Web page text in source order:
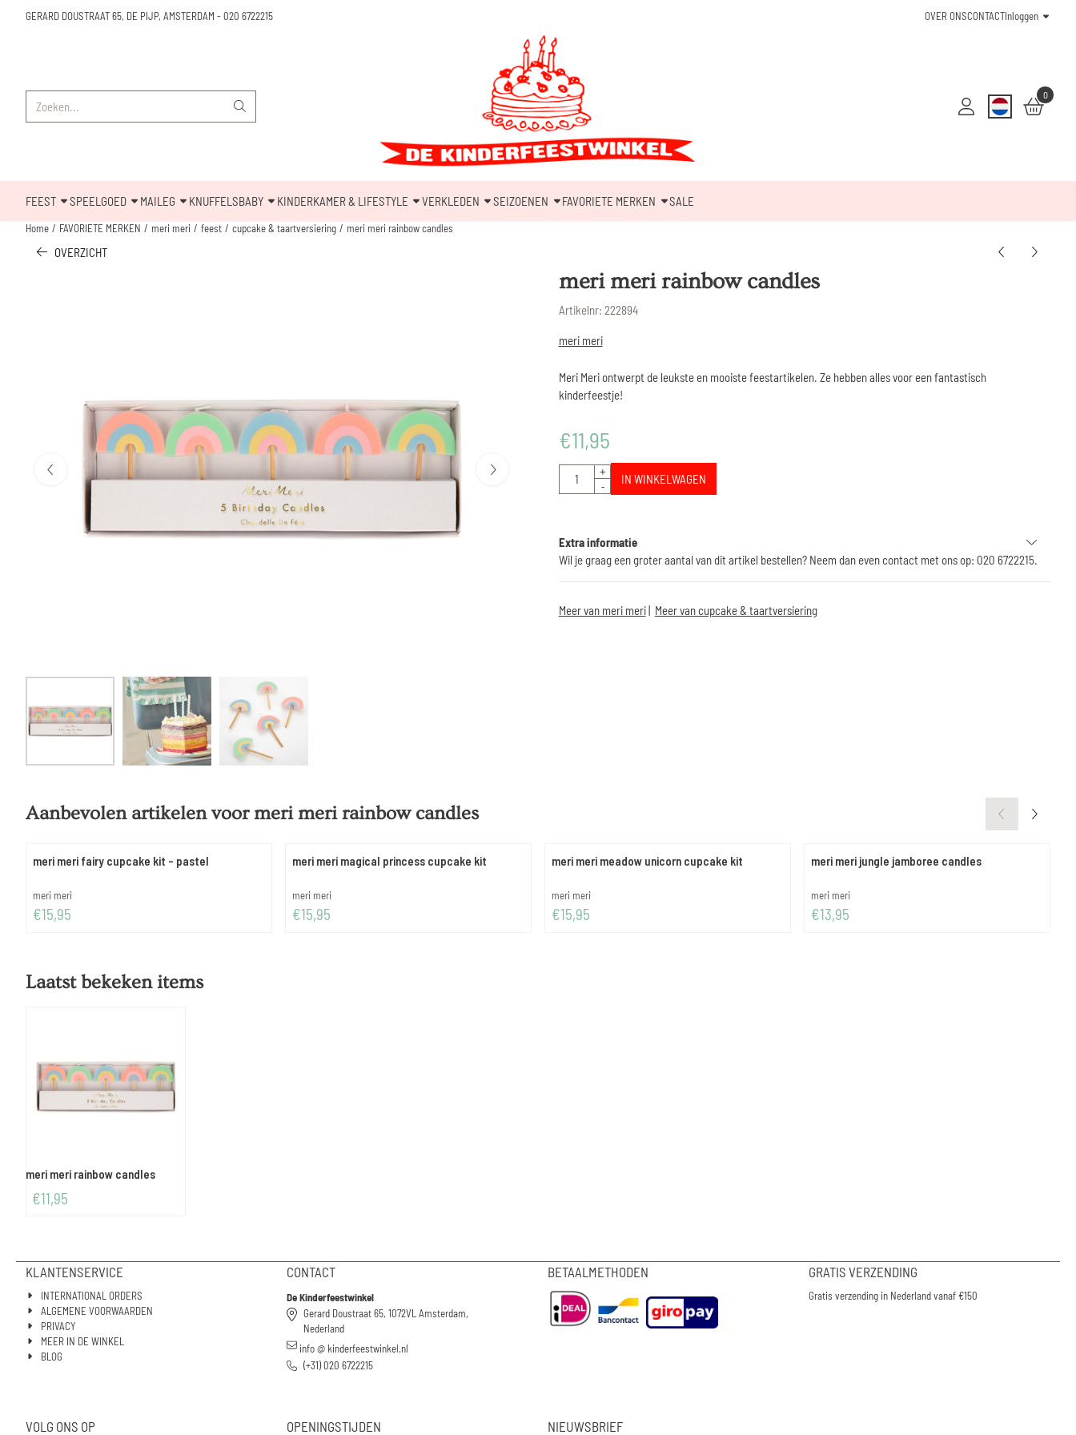
GERARD DOUSTRAAT 65, DE PIJP, AMSTERDAM - 020 6722215 OVER ONSCONTACTInloggen
0
FEEST SPEELGOED MAILEG KNUFFELSBABY KINDERKAMER & LIFESTYLE VERKLEDEN SEIZOENEN FAVORIETE MERKEN SALE
Home / FAVORIETE MERKEN / meri meri / feest / cupcake & taartversiering / meri meri rainbow candles
OVERZICHT
meri meri rainbow candles
Artikelnr: 222894
meri meri
Meri Meri ontwerpt de leukste en mooiste feestartikelen. Ze hebben alles voor een fantastisch
kinderfeestje!
€11,95
Aantal
+
-
IN WINKELWAGEN
Extra informatie
Wil je graag een groter aantal van dit artikel bestellen? Neem dan even contact met ons op: 020 6722215.
Meer van meri meri| Meer van cupcake & taartversiering
Aanbevolen artikelen voormeri meri rainbow candles
meri meri fairy cupcake kit - pastel
Merk:
meri meri
Prijs: 15,95
€15,95
meri meri magical princess cupcake kit
Merk:
meri meri
Prijs: 15,95
€15,95
meri meri meadow unicorn cupcake kit
Merk:
meri meri
Prijs: 15,95
€15,95
meri meri jungle jamboree candles
Merk:
meri meri
Prijs: 13,95
€13,95
Laatst bekeken items
meri meri rainbow candles
€11,95
KLANTENSERVICE
INTERNATIONAL ORDERS
ALGEMENE VOORWAARDEN
PRIVACY
MEER IN DE WINKEL
BLOG
CONTACT
De Kinderfeestwinkel
Gerard Doustraat 65, 1072VL Amsterdam,
Nederland
info @ kinderfeestwinkel.nl
(+31) 020 6722215
BETAALMETHODEN GRATIS VERZENDING
Gratis verzending in Nederland vanaf €150
VOLG ONS OP OPENINGSTIJDEN NIEUWSBRIEF